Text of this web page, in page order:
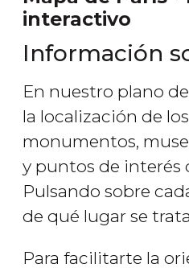
interactivo
Información
En nuestro plano
la localización de
monumentos,
y puntos de interés
Pulsando sobre
de qué lugar se
Para facilitarte la